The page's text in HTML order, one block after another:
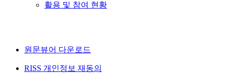
활용 및 참여 현황
원문뷰어 다운로드
RISS 개인정보 재동의